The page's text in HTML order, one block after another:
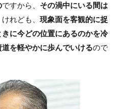
ですから、 その渦中にいる間は
れども、 現象面を客観的に捉
に今どの位置にあるのかを冷
を軽やかに歩んでいけるので